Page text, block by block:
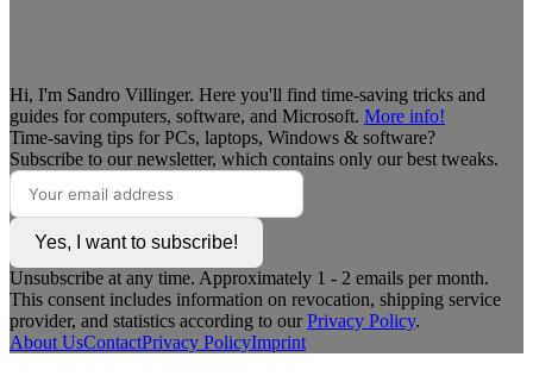
Hi, I'm Sandro Villinger. Here you'll find time-saving tricks and
guides for computers, software, and Microsoft. More info!
Time-saving tips for PCs, laptops, Windows & software?
Subscribe to our newsletter, which contains only our best tweaks.
Yes, I want to subscribe!
Unsubscribe at any time. Approximately 1 - 2 emails per month.
This consent includes information on revocation, shipping service
provider, and statistics according to ourPrivacy Policy.
About UsContactPrivacy PolicyImprint